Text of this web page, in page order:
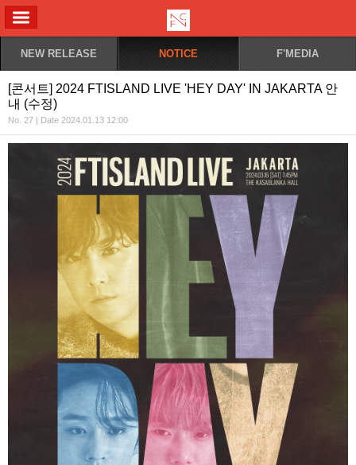
NEW RELEASE NOTICE F'MEDIA
[콘서트] 2024 FTISLAND LIVE 'HEY DAY' IN JAKARTA 안
내 (수정)
No. 27 | Date 2024.01.13 12:00